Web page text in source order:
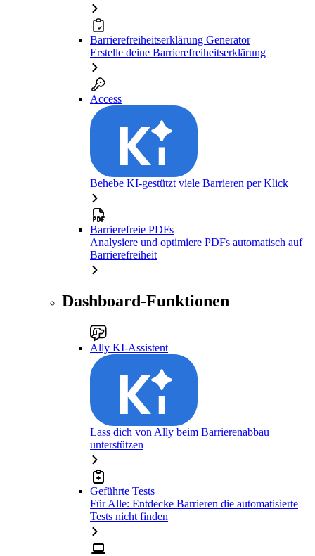
Barrierefreiheitserklärung Generator
Erstelle deine Barrierefreiheitserklärung
Access
Behebe KI-gestützt viele Barrieren per Klick
Barrierefreie PDFs
Analysiere und optimiere PDFs automatisch auf
Barrierefreiheit
Dashboard-Funktionen
Ally KI-Assistent
Lass dich von Ally beim Barrierenabbau
unterstützen
Geführte Tests
Für Alle: Entdecke Barrieren die automatisierte
Tests nicht finden